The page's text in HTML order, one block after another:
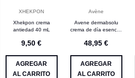
XHEKPON
Xhekpon crema
antiedad 40 mL
9,50 €
AGREGAR
AL CARRITO
Avène
Avene dermabsolu
crema de día esencial
48,95 €
AGREGAR
AL CARRITO